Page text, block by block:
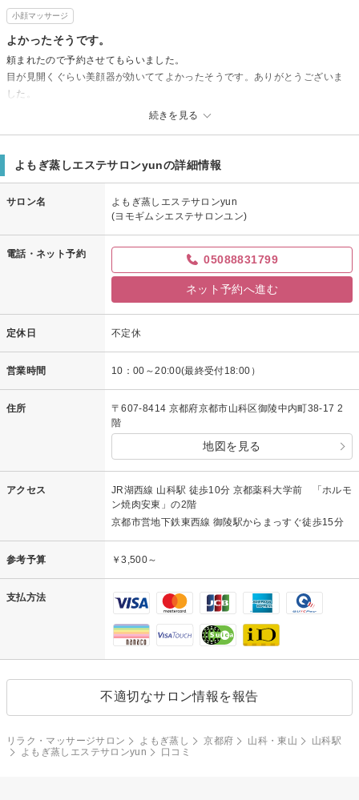
是非またお越しください。
jun様にまたお会いできることを楽しみにお待ちしております！
小顔マッサージ
よかったそうです。
続きを見る
頼まれたので予約させてもらいました。
目が見開くぐらい美顔器が効いててよかったそうです。ありがとうございま
した。
目が見開くぐらい美顔器の効果も感じていただけて良かったです！
フェイシャルケアは続けていくことでより効果的ですので、是非またお越
しいただけると嬉しいです。
お客様の美のお手伝いができるようこれからも努力していきたいと思いま
サーやさん様のまたのご来店を心よりお待ちしております！
よもぎ蒸しエステサロンyunの詳細情報
サロン名
よもぎ蒸しエステサロンyun
(ヨモギムシエステサロンユン)
電話・ネット予約 05088831799
ネット予約へ進む
定休日 不定休
営業時間 10：00～20:00(最終受付18:00）
住所
〒607-8414 京都府京都市山科区御陵中内町38-17 2
階
地図を見る
アクセス
JR湖西線 山科駅 徒歩10分 京都薬科大学前 「ホルモ
ン焼肉安東」の2階
京都市営地下鉄東西線 御陵駅からまっすぐ徒歩15分
参考予算 ￥3,500～
支払方法
不適切なサロン情報を報告
リラク・マッサージサロン よもぎ蒸し 京都府 山科・東山
山科駅
よもぎ蒸しエステサロンyun
口コミ